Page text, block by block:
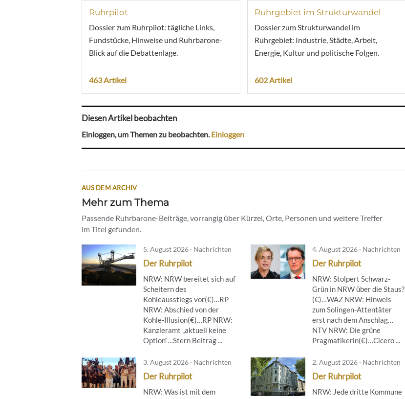
Ruhrpilot
Dossier zum Ruhrpilot: tägliche Links,
Fundstücke, Hinweise und Ruhrbarone-
Blick auf die Debattenlage.
463 Artikel
Ruhrgebiet im Strukturwandel
Dossier zum Strukturwandel im
Ruhrgebiet: Industrie, Städte, Arbeit,
Energie, Kultur und politische Folgen.
602 Artikel
Diesen Artikel beobachten
Einloggen, um Themen zu beobachten.Einloggen
AUS DEM ARCHIV
Mehr zum Thema
Passende Ruhrbarone-Beiträge, vorrangig über Kürzel, Orte, Personen und weitere Treffer
im Titel gefunden.
5. August 2026 · Nachrichten
Der Ruhrpilot
NRW: NRW bereitet sich auf
Scheitern des
Kohleausstiegs vor(€)…RP
NRW: Abschied von der
Kohle-Illusion(€)…RP NRW:
Kanzleramt „aktuell keine
Option“…Stern Beitrag ...
4. August 2026 · Nachrichten
Der Ruhrpilot
NRW: Stolpert Schwarz-
Grün in NRW über die Staus?
(€)…WAZ NRW: Hinweis
zum Solingen-Attentäter
erst nach dem Anschlag…
NTV NRW: Die grüne
Pragmatikerin(€)…Cicero ...
3. August 2026 · Nachrichten
Der Ruhrpilot
NRW: Was ist mit dem
2. August 2026 · Nachrichten
Der Ruhrpilot
NRW: Jede dritte Kommune